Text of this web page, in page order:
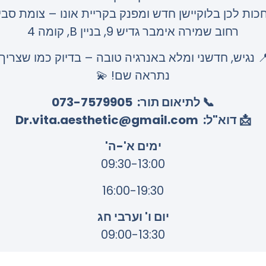
לכן בלוקיישן חדש ומפנק בקריית אונו – צומת
רחוב שמירה אימבר גדיש 9, בניין B, קומה 4
נגיש, חדשני ומלא באנרגיה טובה – בדיוק כמו
נתראה שם! 💫
📞 לתיאום תור: 073-7579905
📩 דוא"ל: Dr.vita.aesthetic@gmail.com
ימים א'-ה'
09:30-13:00
16:00-19:30
יום ו' וערבי חג
09:00-13:30